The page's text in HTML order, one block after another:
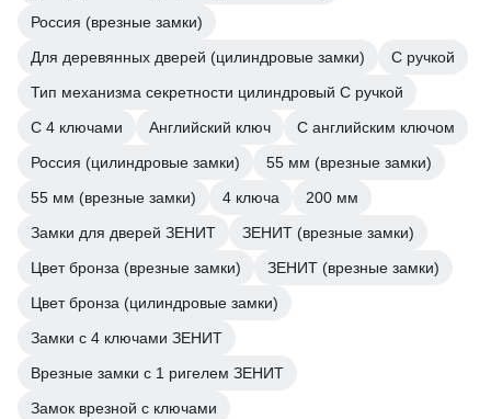
Россия (врезные замки)
Для деревянных дверей (цилиндровые замки)
С ручкой
Тип механизма секретности цилиндровый С ручкой
С 4 ключами
Английский ключ
С английским ключом
Россия (цилиндровые замки)
55 мм (врезные замки)
55 мм (врезные замки)
4 ключа
200 мм
Замки для дверей ЗЕНИТ
ЗЕНИТ (врезные замки)
Цвет бронза (врезные замки)
ЗЕНИТ (врезные замки)
Цвет бронза (цилиндровые замки)
Замки с 4 ключами ЗЕНИТ
Врезные замки с 1 ригелем ЗЕНИТ
Замок врезной с ключами